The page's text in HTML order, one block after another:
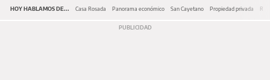
HOY HABLAMOS DE... Casa Rosada Panorama económico San Cayetano Propiedad privada